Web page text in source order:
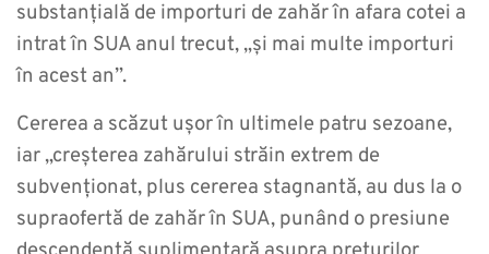
substanțială de importuri de zahăr în afara cotei a
intrat în SUA anul trecut, „și mai multe importuri
în acest an”.
Cererea a scăzut ușor în ultimele patru sezoane,
iar „creșterea zahărului străin extrem de
subvenționat, plus cererea stagnantă, au dus la o
supraofertă de zahăr în SUA, punând o presiune